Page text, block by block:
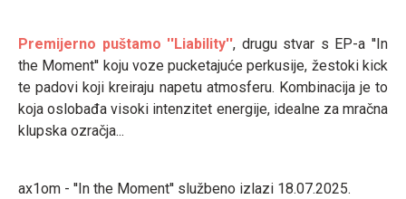
Premijerno puštamo ''Liability'', drugu stvar s EP-a ''In
the Moment'' koju voze pucketajuće perkusije, žestoki kick
te padovi koji kreiraju napetu atmosferu. Kombinacija je to
koja oslobađa visoki intenzitet energije, idealne za mračna
klupska ozračja...
ax1om - ''In the Moment'' službeno izlazi 18.07.2025.